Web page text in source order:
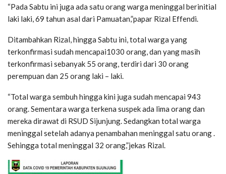
“Pada Sabtu ini juga ada satu orang warga meninggal berinitial
laki laki, 69 tahun asal dari Pamuatan,”papar Rizal Effendi.
Ditambahkan Rizal, hingga Sabtu ini, total warga yang
terkonfirmasi sudah mencapai1030 orang, dan yang masih
terkonfirmasi sebanyak 55 orang, terdiri dari 30 orang
perempuan dan 25 orang laki – laki.
“Total warga sembuh hingga kini juga sudah mencapai 943
orang. Sementara warga terkena suspek ada lima orang dan
mereka dirawat di RSUD Sijunjung. Sedangkan total warga
meninggal setelah adanya penambahan meninggal satu orang .
Sehingga total meninggal 32 orang,”jekas Rizal.